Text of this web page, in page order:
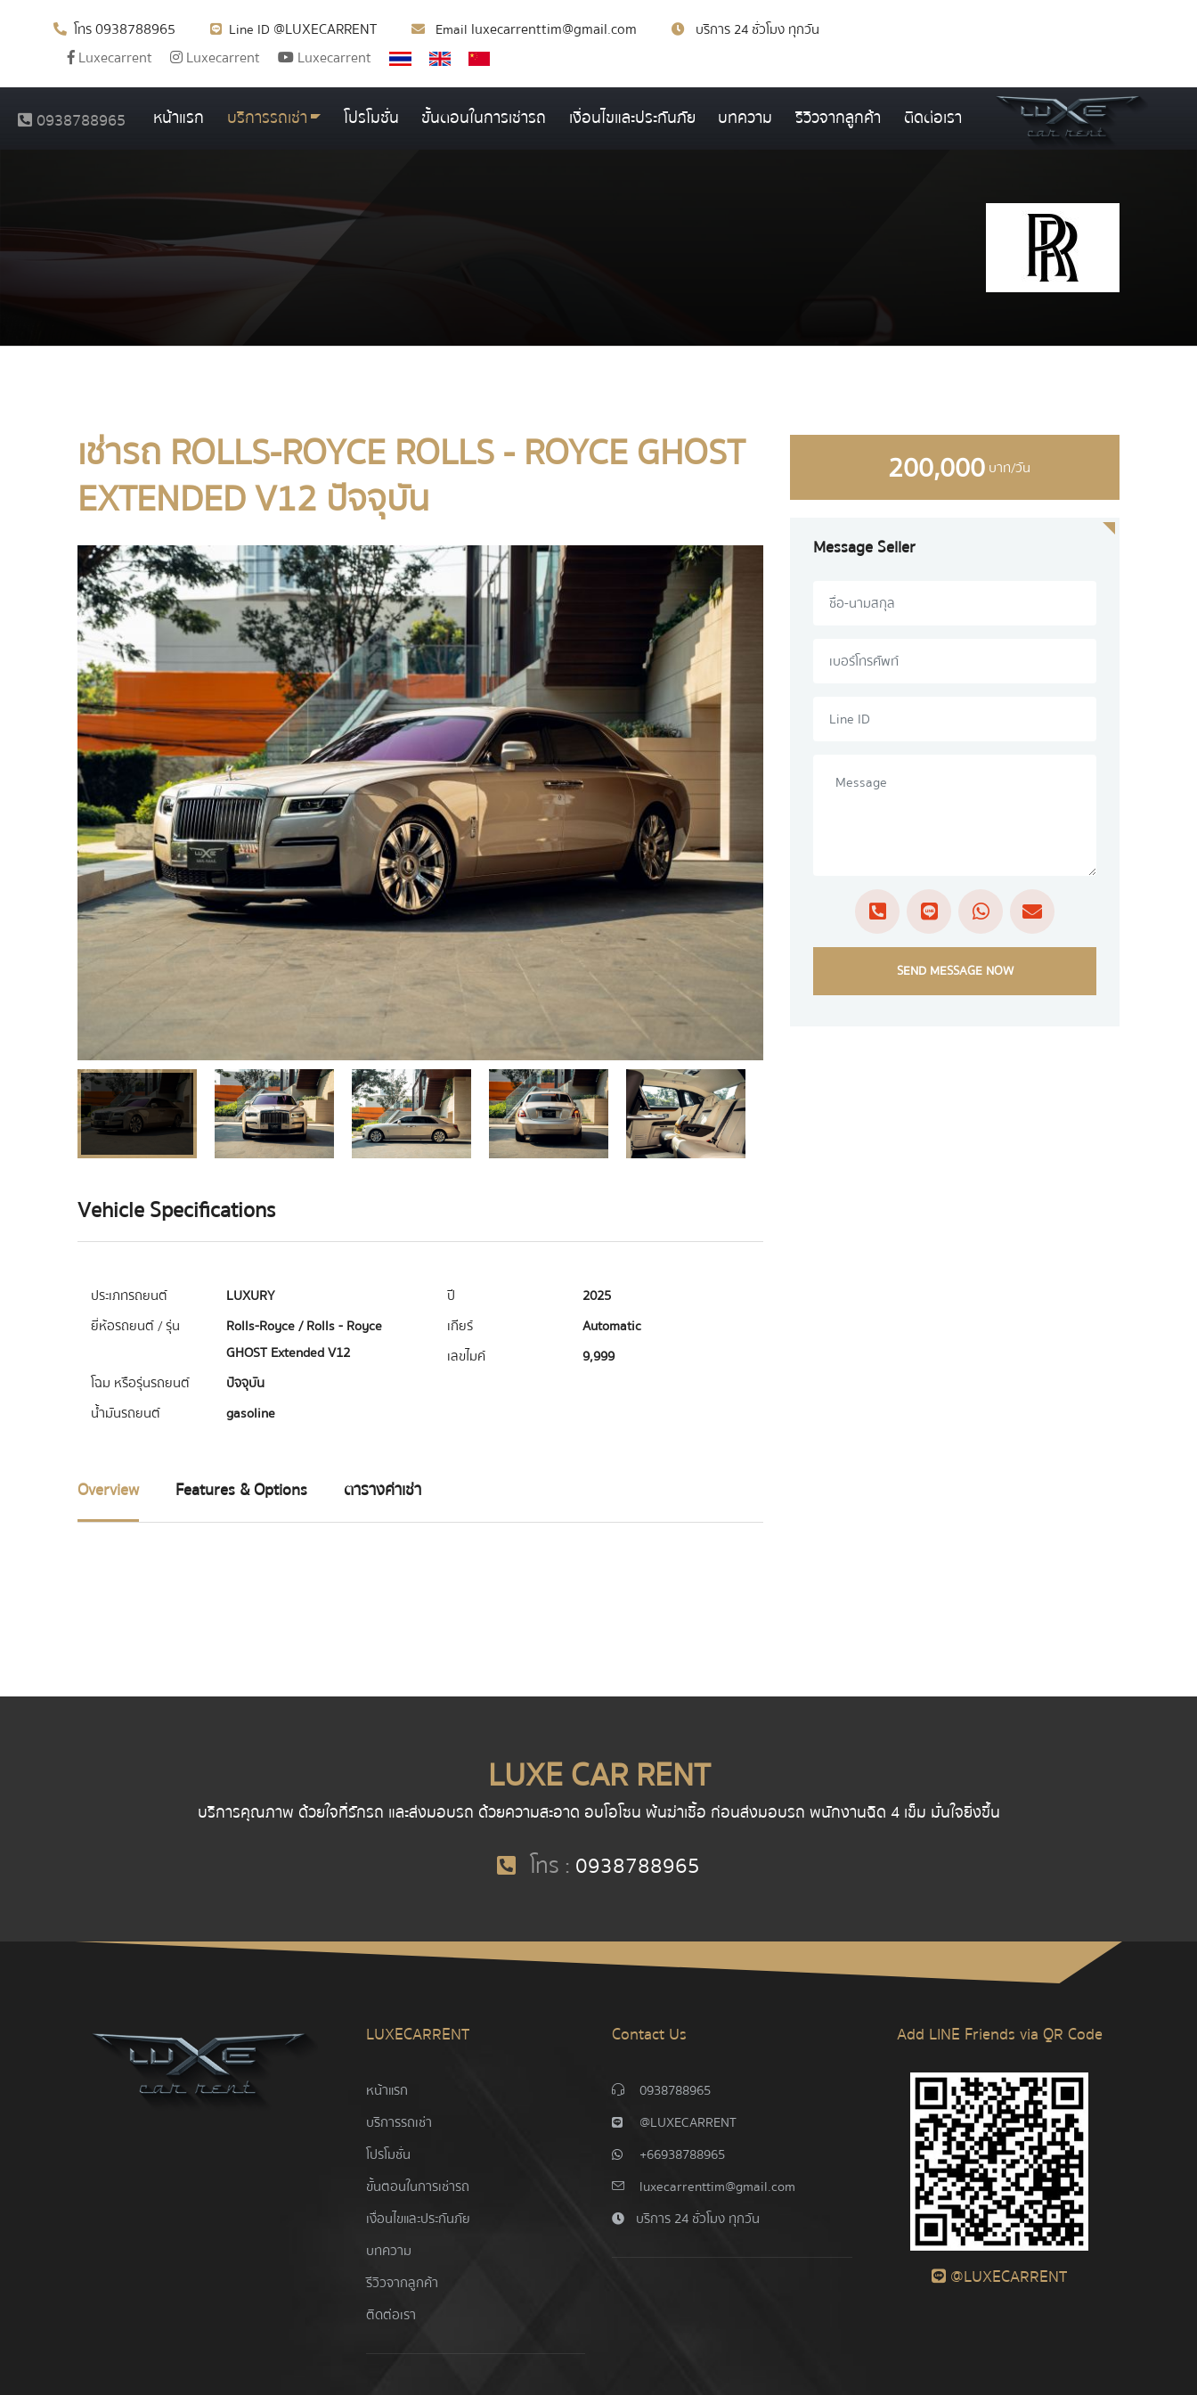
โทร0938788965 Line ID @LUXECARRENT Email luxecarrenttim@gmail.com บริการ 24 ชั่วโมง ทุกวัน
Luxecarrent Luxecarrent Luxecarrent
0938788965 หน้าแรก บริการรถเช่า โปรโมชั่น ขั้นตอนในการเช่ารถ เงื่อนไขและประกันภัย บทความ รีวิวจากลูกค้า ติดต่อเรา
เช่ารถ ROLLS-ROYCE ROLLS - ROYCE GHOST
EXTENDED V12 ปัจจุบัน
Vehicle Specifications
ประเภทรถยนต์
LUXURY
ยี่ห้อรถยนต์ / รุ่น
Rolls-Royce / Rolls - Royce
GHOST Extended V12
โฉม หรือรุ่นรถยนต์
ปัจจุบัน
น้ำมันรถยนต์
gasoline
ปี
2025
เกียร์
Automatic
เลขไมค์
9,999
Overview Features & Options ตารางค่าเช่า
200,000 บาท/วัน
Message Seller
SEND MESSAGE NOW
LUXE CAR RENT
บริการคุณภาพ ด้วยใจที่รักรถ และส่งมอบรถ ด้วยความสะอาด อบโอโซน พ้นฆ่าเชื้อ ก่อนส่งมอบรถ พนักงานฉีด 4 เข็ม มั่นใจยิ่งขึ้น
โทร : 0938788965
LUXECARRENT
หน้าแรก
บริการรถเช่า
โปรโมชั่น
ขั้นตอนในการเช่ารถ
เงื่อนไขและประกันภัย
บทความ
รีวิวจากลูกค้า
ติดต่อเรา
Contact Us
0938788965
@LUXECARRENT
+66938788965
luxecarrenttim@gmail.com
บริการ 24 ชั่วโมง ทุกวัน
Add LINE Friends via QR Code
@LUXECARRENT